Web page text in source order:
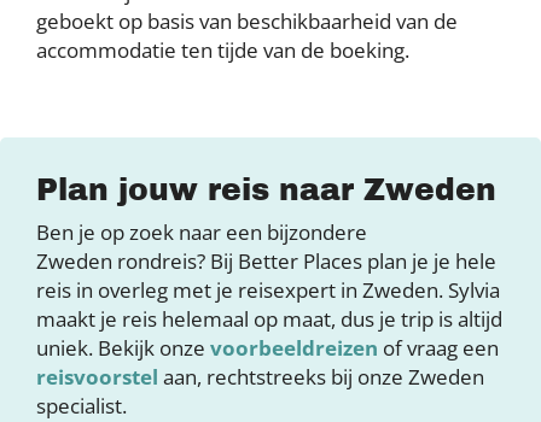
geboekt op basis van beschikbaarheid van de
accommodatie ten tijde van de boeking.
Plan jouw reis naar Zweden
Ben je op zoek naar een bijzondere
Zweden rondreis? Bij Better Places plan je je hele
reis in overleg met je reisexpert in Zweden. Sylvia
maakt je reis helemaal op maat, dus je trip is altijd
uniek. Bekijk onze voorbeeldreizen of vraag een
reisvoorstel aan, rechtstreeks bij onze Zweden
specialist.